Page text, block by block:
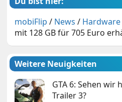
mobiFlip / News / Hardware
mit 128 GB für 705 Euro
Weitere Neuigkeiten
GTA 6: Sehen
Trailer 3?